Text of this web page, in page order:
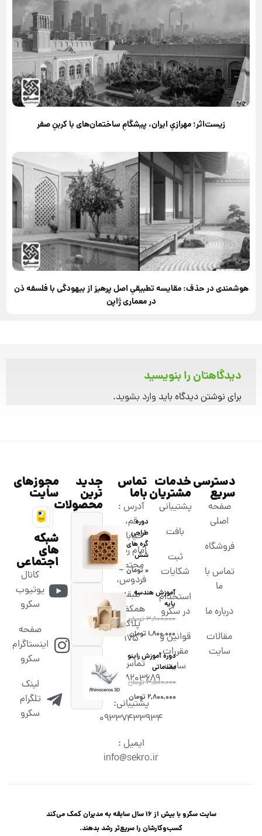
زیست‌اثر؛ مهرازیِ ایران، پیشگامِ ساختمان‌های با کربنِ صفر
هوشمندی در حذف: مقایسه تطبیقیِ اصل پرهیز از بیهودگی با فلسفه ذن
در معماری ژاپن
دیدگاهتان را بنویسید
برای نوشتن دیدگاه باید وارد بشوید.
دسترسی
سریع
صفحه
اصلی
فروشگاه
تماس با
ما
درباره ما
مقالات
سایت
خدمات
مشتریان
پشتیبانی
بافت
ثبت
شکایات
استخدام
در سکرو
قوانین و
مقررات
سایت
تماس
باما
آدرس :
قم،
خیابان
امام رضا،
مجتمع
فردوس،
طبقه
همکف،
پلاک
۱۷۵
تماس :
02538203689
پشتیبانی:
09337433934
ایمیل :
info@sekro.ir
جدید
ترین
محصولات
دوره
طراحی
گره های
شش
۰تومان
آموزش هندسه
پایه
۳,۸۰۰,۰۰۰تومان
۱,۸۰۰,۰۰۰تومان
دوره آموزش راینو
مقدماتی
۳,۵۰۰,۰۰۰تومان
۲,۸۰۰,۰۰۰تومان
مجوزهای
سایت
شبکه
های
اجتماعی
کانال
یوتیوب
سکرو
صفحه
اینستاگرام
سکرو
لینک
تلگرام
سکرو
سایت سکرو با بیش از 16 سال سابقه به مدیران کمک می‌کند
کسب‌و‌کارشان را سریع‌تر رشد بدهند.